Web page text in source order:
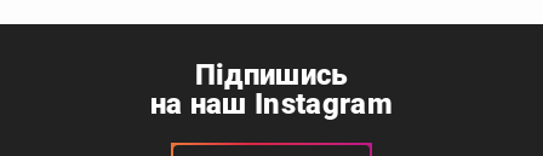
Підпишись
на наш Instagram